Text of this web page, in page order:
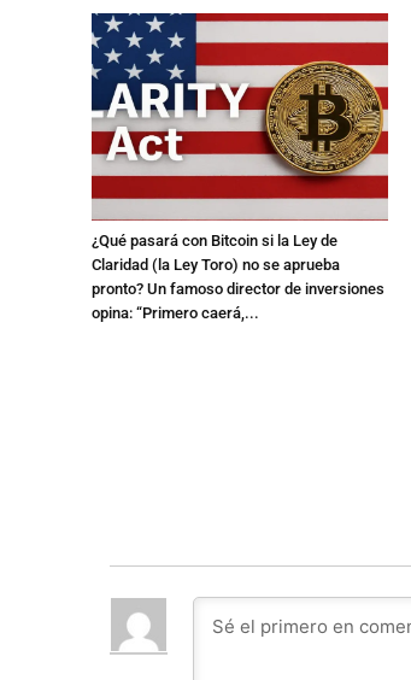
¿Qué pasará con Bitcoin si la Ley de
Claridad (la Ley Toro) no se aprueba
pronto? Un famoso director de inversiones
opina: “Primero caerá,...